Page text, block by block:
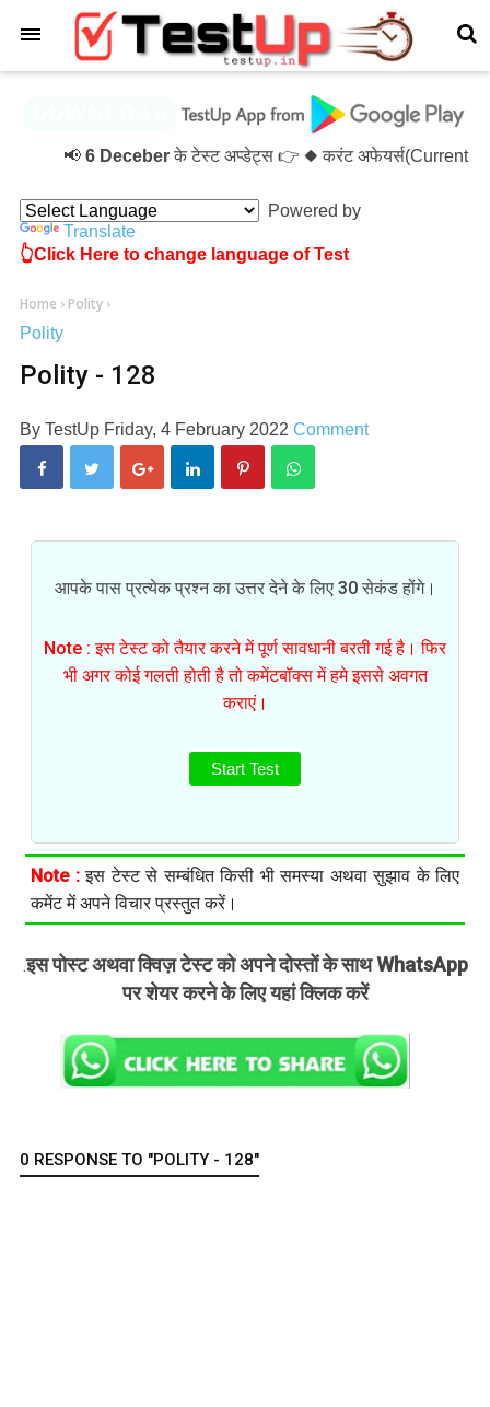
6 Deceberके टेस्ट अप्डेट्स 👉 ◆ करंट अफेयर्स(Current
Powered by
Translate
👆Click Here to change language of Test
Home › Polity ›
Polity
Polity - 128
By TestUp Friday, 4 February 2022 Comment
आपके पास प्रत्येक प्रश्न का उत्तर देने के लिए 30 सेकंड होंगे।
Note : इस टेस्ट को तैयार करने में पूर्ण सावधानी बरती गई है। फिर
भी अगर कोई गलती होती है तो कमेंटबॉक्स में हमे इससे अवगत
कराएं।
Start Test
Note :इस टेस्ट से सम्बंधित किसी भी समस्या अथवा सुझाव के लिए
कमेंट में अपने विचार प्रस्तुत करें।
.इस पोस्ट अथवा क्विज़ टेस्ट को अपने दोस्तों के साथ WhatsApp
पर शेयर करने के लिए यहां क्लिक करें
0 RESPONSE TO "POLITY - 128"